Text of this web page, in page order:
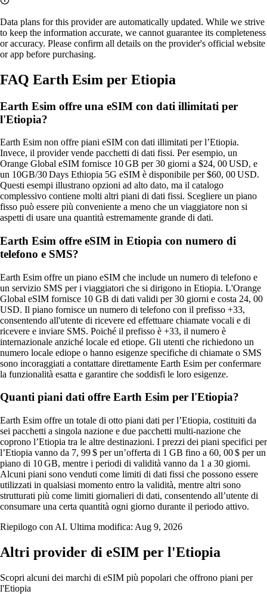
Data plans for this provider are automatically updated. While we strive
to keep the information accurate, we cannot guarantee its completeness
or accuracy. Please confirm all details on the provider's official website
or app before purchasing.
FAQ Earth Esim per Etiopia
Earth Esim offre una eSIM con dati illimitati per
l'Etiopia?
Earth Esim non offre piani eSIM con dati illimitati per l’Etiopia.
Invece, il provider vende pacchetti di dati fissi. Per esempio, un
Orange Global eSIM fornisce 10 GB per 30 giorni a $24, 00 USD, e
un 10GB/30 Days Ethiopia 5G eSIM è disponibile per $60, 00 USD.
Questi esempi illustrano opzioni ad alto dato, ma il catalogo
complessivo contiene molti altri piani di dati fissi. Scegliere un piano
fisso può essere più conveniente a meno che un viaggiatore non si
aspetti di usare una quantità estremamente grande di dati.
Earth Esim offre eSIM in Etiopia con numero di
telefono e SMS?
Earth Esim offre un piano eSIM che include un numero di telefono e
un servizio SMS per i viaggiatori che si dirigono in Etiopia. L'Orange
Global eSIM fornisce 10 GB di dati validi per 30 giorni e costa 24, 00
USD. Il piano fornisce un numero di telefono con il prefisso +33,
consentendo all'utente di ricevere ed effettuare chiamate vocali e di
ricevere e inviare SMS. Poiché il prefisso è +33, il numero è
internazionale anziché locale ed etiope. Gli utenti che richiedono un
numero locale ediope o hanno esigenze specifiche di chiamate o SMS
sono incoraggiati a contattare direttamente Earth Esim per confermare
la funzionalità esatta e garantire che soddisfi le loro esigenze.
Quanti piani dati offre Earth Esim per l'Etiopia?
Earth Esim offre un totale di otto piani dati per l’Etiopia, costituiti da
sei pacchetti a singola nazione e due pacchetti multi-nazione che
coprono l’Etiopia tra le altre destinazioni. I prezzi dei piani specifici per
l’Etiopia vanno da 7, 99 $ per un’offerta di 1 GB fino a 60, 00 $ per un
piano di 10 GB, mentre i periodi di validità vanno da 1 a 30 giorni.
Alcuni piani sono venduti come limiti di dati fissi che possono essere
utilizzati in qualsiasi momento entro la validità, mentre altri sono
strutturati più come limiti giornalieri di dati, consentendo all’utente di
consumare una certa quantità ogni giorno durante il periodo attivo.
Riepilogo con AI. Ultima modifica: Aug 9, 2026
Altri provider di eSIM per l'Etiopia
Scopri alcuni dei marchi di eSIM più popolari che offrono piani per
l'Etiopia